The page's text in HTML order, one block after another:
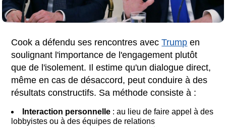
Cook a défendu ses rencontres avecTrump en
soulignant l'importance de l'engagement plutôt
que de l'isolement. Il estime qu'un dialogue direct,
même en cas de désaccord, peut conduire à des
résultats constructifs. Sa méthode consiste à :
Interaction personnelle : au lieu de faire appel à des
lobbyistes ou à des équipes de relations